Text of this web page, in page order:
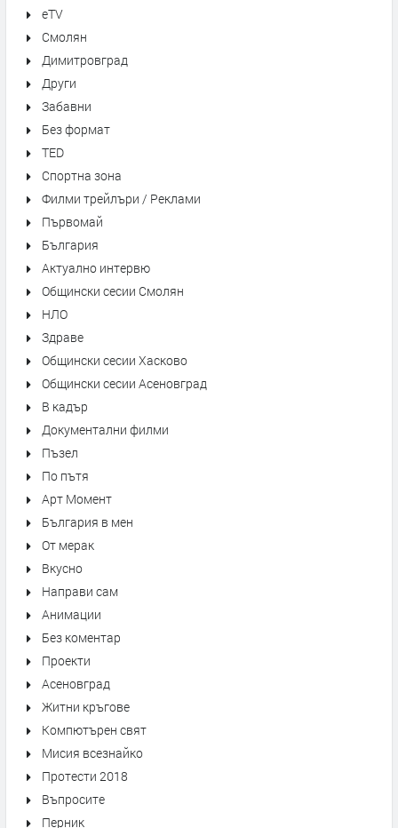
eTV
Смолян
Димитровград
Други
Забавни
Без формат
TED
Спортна зона
Филми трейлъри / Реклами
Първомай
България
Актуално интервю
Общински сесии Смолян
НЛО
Здраве
Общински сесии Хасково
Общински сесии Асеновград
В кадър
Документални филми
Пъзел
По пътя
Арт Момент
България в мен
От мерак
Вкусно
Направи сам
Анимации
Без коментар
Проекти
Асеновград
Житни кръгове
Компютърен свят
Мисия всезнайко
Протести 2018
Въпросите
Перник